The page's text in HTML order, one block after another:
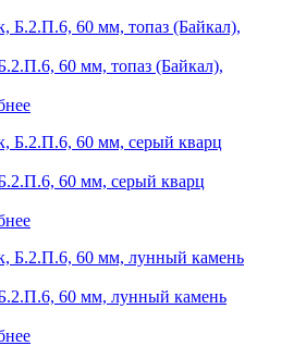
60 мм, топаз (Байкал),
60 мм, серый кварц
60 мм, лунный камень